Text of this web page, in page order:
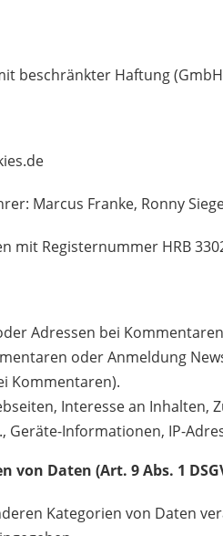
beschränkter Haftung
Marcus Franke, Ronny
mit Registernummer HRB
Adressen bei
oder Anmeldung
Kommentaren).
Interesse an Inhalten,
Geräte-Informationen, IP-
Daten (Art. 9 Abs. 1
Kategorien von Daten